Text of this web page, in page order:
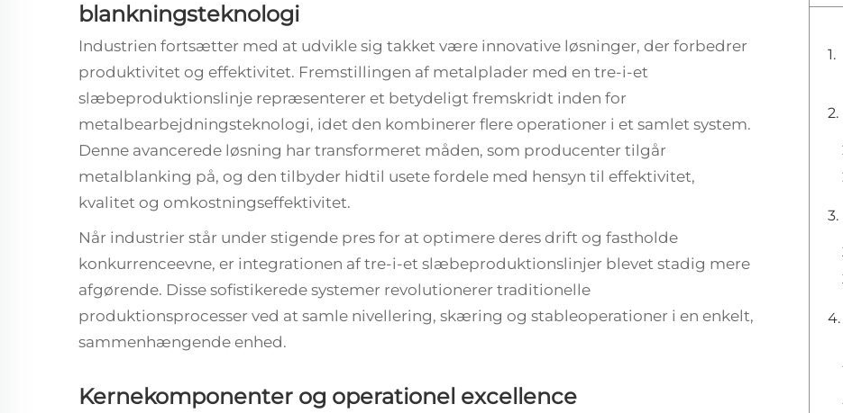
blankningsteknologi
Industrien fortsætter med at udvikle sig takket være innovative løsninger, der forbedrer
produktivitet og effektivitet. Fremstillingen af metalplader med en tre-i-et
slæbeproduktionslinje repræsenterer et betydeligt fremskridt inden for
metalbearbejdningsteknologi, idet den kombinerer flere operationer i et samlet system.
Denne avancerede løsning har transformeret måden, som producenter tilgår
metalblanking på, og den tilbyder hidtil usete fordele med hensyn til effektivitet,
kvalitet og omkostningseffektivitet.
Når industrier står under stigende pres for at optimere deres drift og fastholde
konkurrenceevne, er integrationen af tre-i-et slæbeproduktionslinjer blevet stadig mere
afgørende. Disse sofistikerede systemer revolutionerer traditionelle
produktionsprocesser ved at samle nivellering, skæring og stableoperationer i en enkelt,
sammenhængende enhed.
Kernekomponenter og operationel excellence